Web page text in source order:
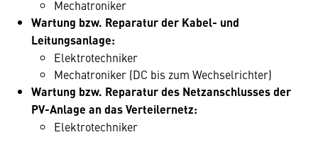
Mechatroniker
Wartung bzw. Reparatur der Kabel- und
Leitungsanlage:
Elektrotechniker
Mechatroniker (DC bis zum Wechselrichter)
Wartung bzw. Reparatur des Netzanschlusses der
PV-Anlage an das Verteilernetz:
Elektrotechniker